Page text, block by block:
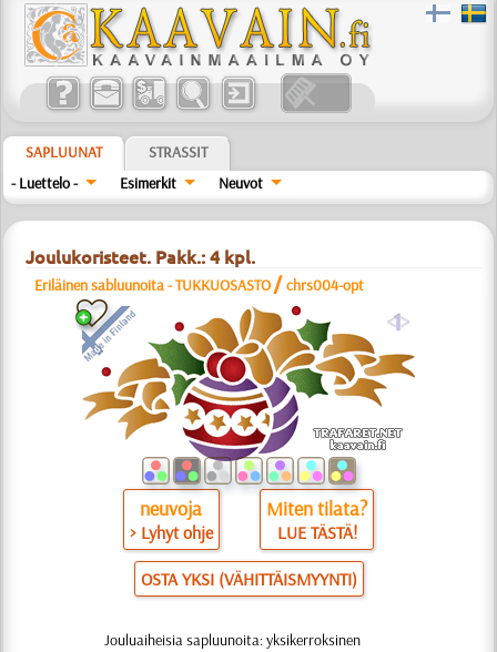
SAPLUUNAT
STRASSIT
- Luettelo -
Esimerkit Neuvot
Joulukoristeet. Pakk.: 4 kpl.
Eriläinen sabluunoita - TUKKUOSASTO /chrs004-opt
a
neuvoja
> Lyhyt ohje
Miten tilata?
LUE TÄSTÄ!
OSTA YKSI (VÄHITTÄISMYYNTI)
Jouluaiheisia sapluunoita: yksikerroksinen